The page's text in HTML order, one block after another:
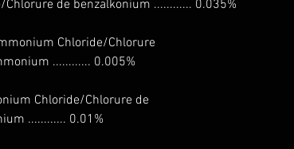
de benzalkonium ............ 0.035%
Chloride/Chlorure
............ 0.005%
Chloride/Chlorure de
............ 0.01%